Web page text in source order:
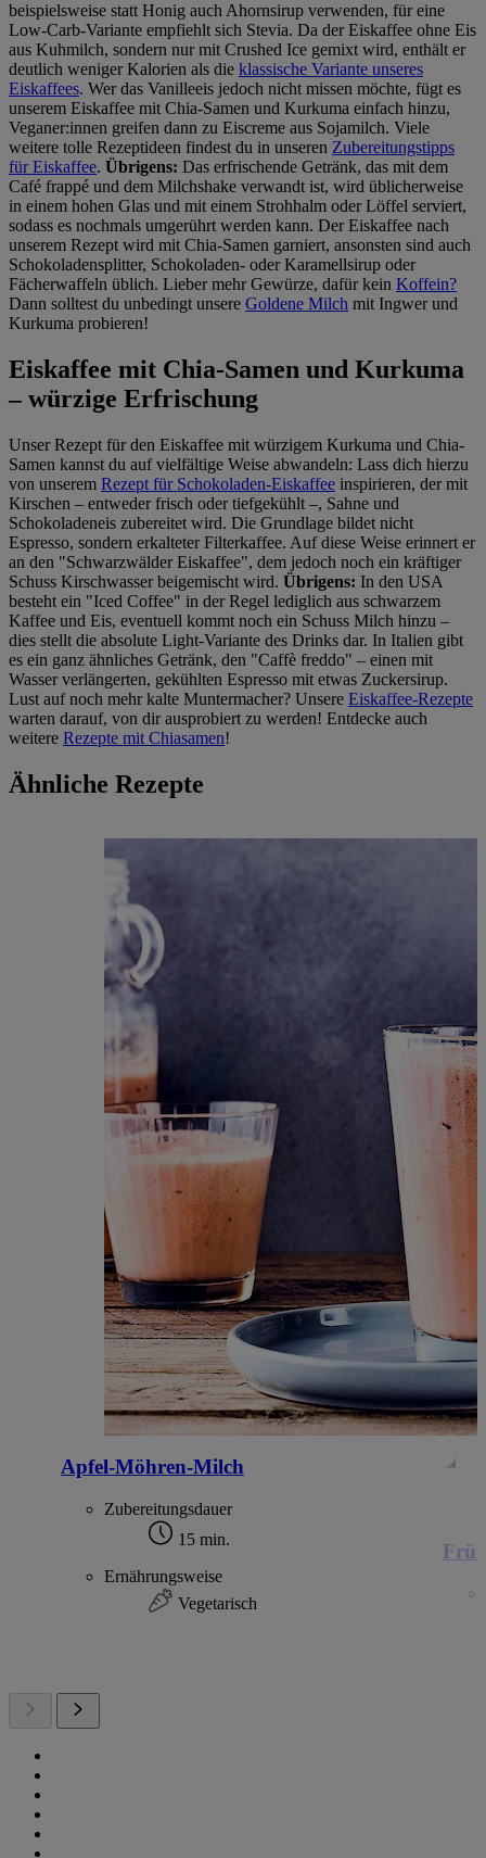
beispielsweise statt Honig auch Ahornsirup verwenden, für eine
Low-Carb-Variante empfiehlt sich Stevia. Da der Eiskaffee ohne Eis
aus Kuhmilch, sondern nur mit Crushed Ice gemixt wird, enthält er
deutlich weniger Kalorien als die klassische Variante unseres
Eiskaffees. Wer das Vanilleeis jedoch nicht missen möchte, fügt es
unserem Eiskaffee mit Chia-Samen und Kurkuma einfach hinzu,
Veganer:innen greifen dann zu Eiscreme aus Sojamilch. Viele
weitere tolle Rezeptideen findest du in unseren Zubereitungstipps
für Eiskaffee. Übrigens: Das erfrischende Getränk, das mit dem
Café frappé und dem Milchshake verwandt ist, wird üblicherweise
in einem hohen Glas und mit einem Strohhalm oder Löffel serviert,
sodass es nochmals umgerührt werden kann. Der Eiskaffee nach
unserem Rezept wird mit Chia-Samen garniert, ansonsten sind auch
Schokoladensplitter, Schokoladen- oder Karamellsirup oder
Fächerwaffeln üblich. Lieber mehr Gewürze, dafür kein Koffein?
Dann solltest du unbedingt unsere Goldene Milch mit Ingwer und
Kurkuma probieren!
Eiskaffee mit Chia-Samen und Kurkuma
– würzige Erfrischung
Unser Rezept für den Eiskaffee mit würzigem Kurkuma und Chia-
Samen kannst du auf vielfältige Weise abwandeln: Lass dich hierzu
von unserem Rezept für Schokoladen-Eiskaffee inspirieren, der mit
Kirschen – entweder frisch oder tiefgekühlt –, Sahne und
Schokoladeneis zubereitet wird. Die Grundlage bildet nicht
Espresso, sondern erkalteter Filterkaffee. Auf diese Weise erinnert er
an den "Schwarzwälder Eiskaffee", dem jedoch noch ein kräftiger
Schuss Kirschwasser beigemischt wird. Übrigens: In den USA
besteht ein "Iced Coffee" in der Regel lediglich aus schwarzem
Kaffee und Eis, eventuell kommt noch ein Schuss Milch hinzu –
dies stellt die absolute Light-Variante des Drinks dar. In Italien gibt
es ein ganz ähnliches Getränk, den "Caffè freddo" – einen mit
Wasser verlängerten, gekühlten Espresso mit etwas Zuckersirup.
Lust auf noch mehr kalte Muntermacher? Unsere Eiskaffee-Rezepte
warten darauf, von dir ausprobiert zu werden! Entdecke auch
weitere Rezepte mit Chiasamen!
Ähnliche Rezepte
Apfel-Möhren-Milch
Zubereitungsdauer
15 min.
Ernährungsweise
Vegetarisch